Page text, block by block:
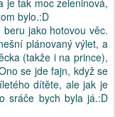
je tak moc zeleninová,
bylo.:D
jako hotovou věc.
plánovaný výlet, a
(takže i na prince),
se jde fajn, když se
dítěte, ale jak je
sráče bych byla já.:D